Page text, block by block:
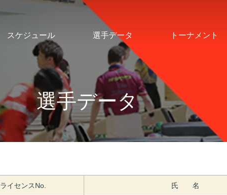
スケジュール 選手データ トーナメント
選手データ
ライセンスNo. 氏 名